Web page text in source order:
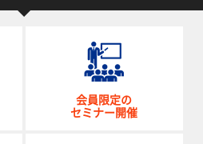
会員限定の
セミナー開催